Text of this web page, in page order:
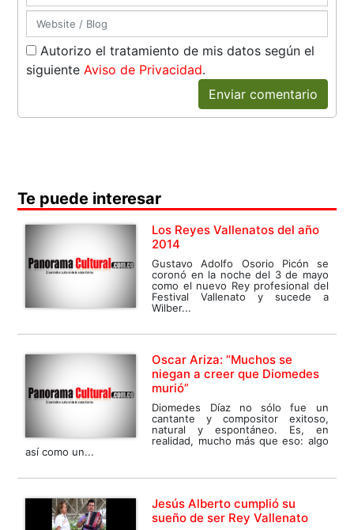
Autorizo el tratamiento de mis datos según el
siguienteAviso de Privacidad.
Enviar comentario
Te puede interesar
Los Reyes Vallenatos del año
2014
Gustavo Adolfo Osorio Picón se
coronó en la noche del 3 de mayo
como el nuevo Rey profesional del
Festival Vallenato y sucede a
Wilber...
Oscar Ariza: “Muchos se
niegan a creer que Diomedes
murió”
Diomedes Díaz no sólo fue un
cantante y compositor exitoso,
natural y espontáneo. Es, en
realidad, mucho más que eso: algo
así como un...
Jesús Alberto cumplió su
sueño de ser Rey Vallenato